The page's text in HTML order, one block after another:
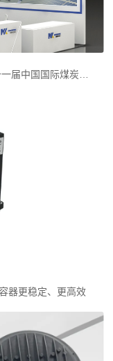
矿技术交流及设备展览会
器更稳定、更高效